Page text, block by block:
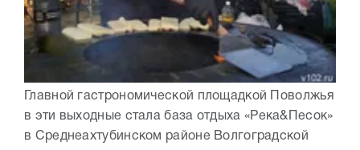
Главной гастрономической площадкой Поволжья
в эти выходные стала база отдыха «Река&Песок»
в Среднеахтубинском районе Волгоградской